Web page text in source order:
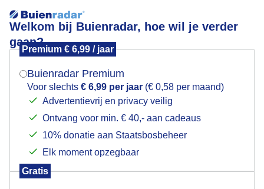
Welkom bij Buienradar, hoe wil je verder
gaan?
Premium € 6,99 / jaar
Buienradar Premium
Voor slechts € 6,99 per jaar (€ 0,58 per maand)
Advertentievrij en privacy veilig
Ontvang voor min. € 40,- aan cadeaus
10% donatie aan Staatsbosbeheer
Elk moment opzegbaar
Gratis
bevrorensneeuw
Een moment geduld aub...
Populaire categorieën
Mogen we je locatie gebruiken voor het
Indien je hier nog geen akkoord op hebt gegeven,
verschijnt er zo een pop-up uit je browser waarin
Is goed, toon de popup